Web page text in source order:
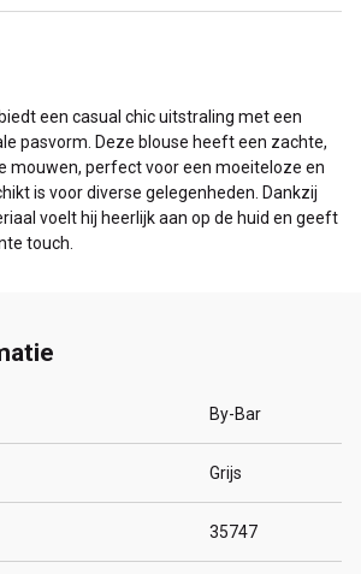
een casual chic uitstraling met een
pasvorm. Deze blouse heeft een zachte,
mouwen, perfect voor een moeiteloze en
is voor diverse gelegenheden. Dankzij
voelt hij heerlijk aan op de huid en geeft
touch.
By-Bar
Grijs
35747